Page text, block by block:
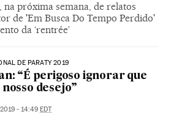
na próxima semana, de relatos
de 'Em Busca Do Tempo Perdido'
da ‘rentrée’
DE PARATY 2019
“É perigoso ignorar que
desejo”
- 14:49 EDT